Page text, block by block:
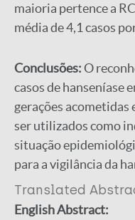
maioria pertence a
média de 4,1 casos
Conclusões:O
casos de hanseníase
gerações acometidas
ser utilizados como
situação
para a vigilância da
Translated
English Abstract: